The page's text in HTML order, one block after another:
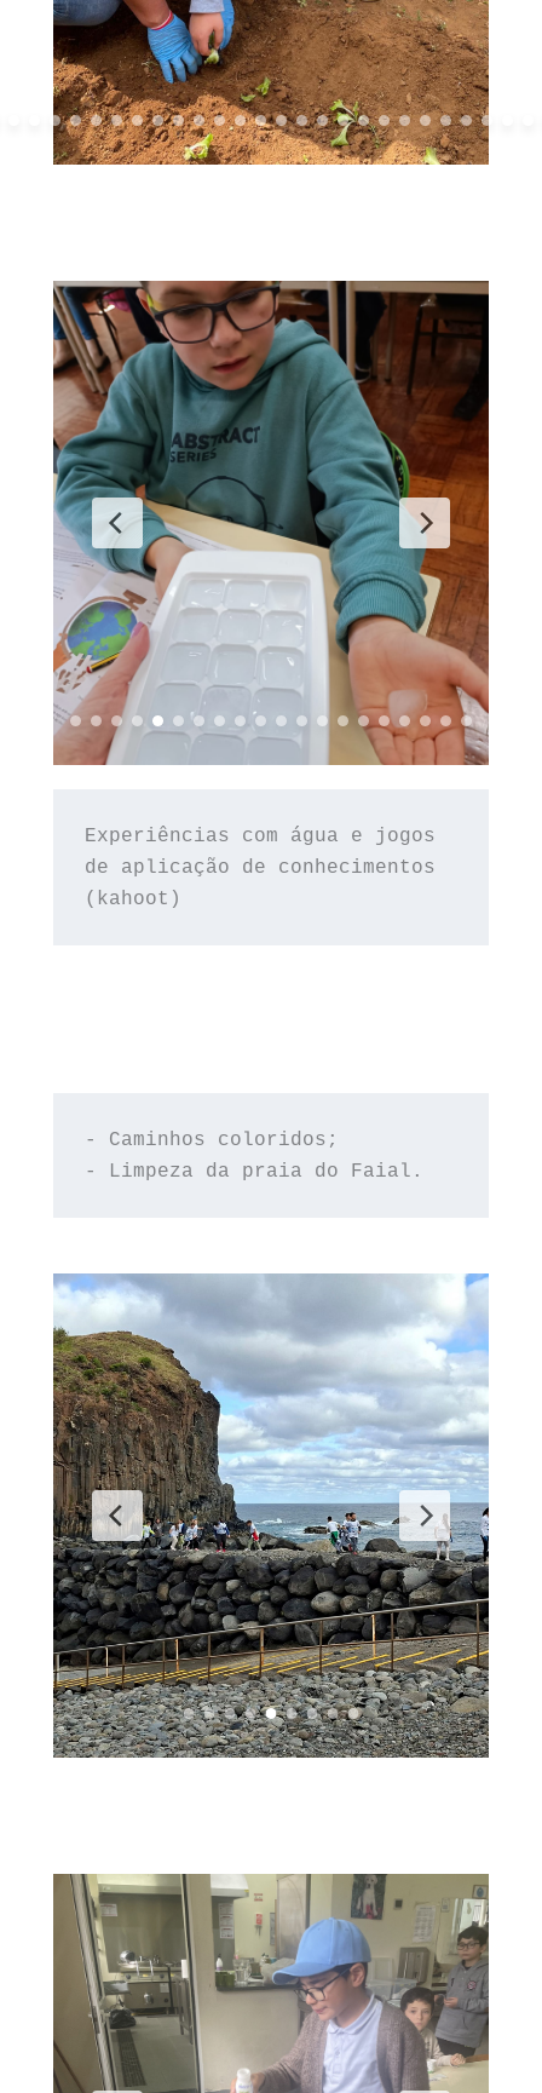
Experiências com água e jogos
de aplicação de conhecimentos
(kahoot)
- Caminhos coloridos;
- Limpeza da praia do Faial.